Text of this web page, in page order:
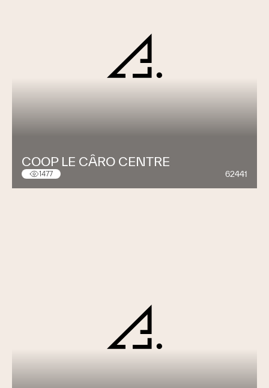
COOP LE CÂRO CENTRE
1477 62441